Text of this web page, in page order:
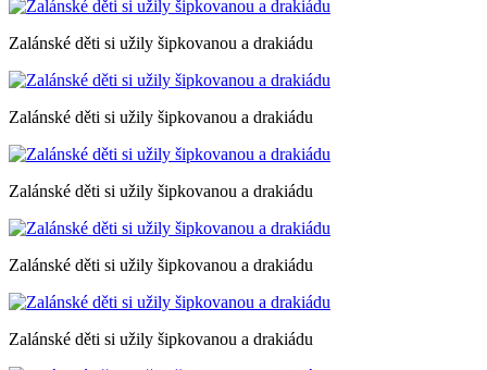
Zalánské děti si užily šipkovanou a drakiádu
Zalánské děti si užily šipkovanou a drakiádu
Zalánské děti si užily šipkovanou a drakiádu
Zalánské děti si užily šipkovanou a drakiádu
Zalánské děti si užily šipkovanou a drakiádu